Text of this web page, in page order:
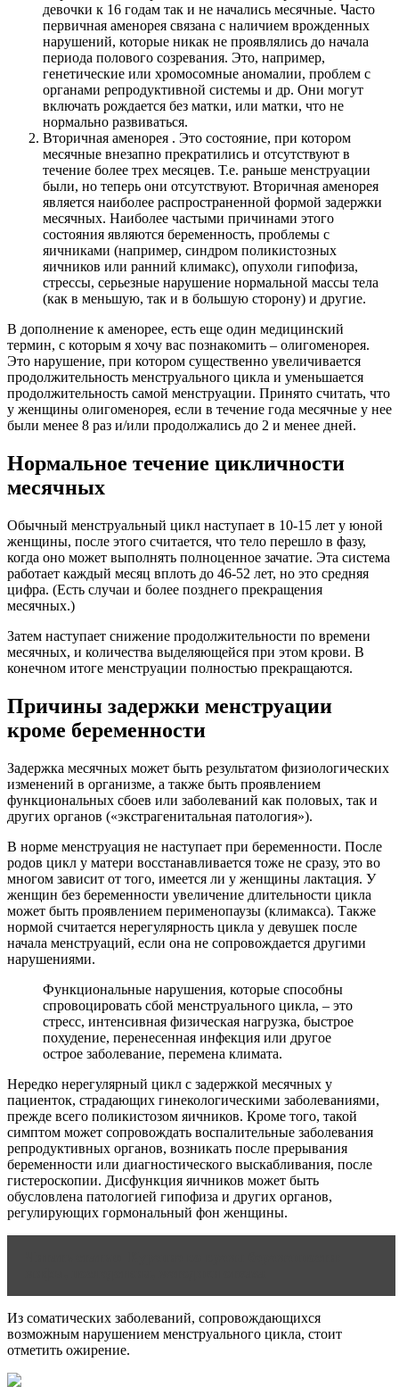
девочки к 16 годам так и не начались месячные. Часто
первичная аменорея связана с наличием врожденных
нарушений, которые никак не проявлялись до начала
периода полового созревания. Это, например,
генетические или хромосомные аномалии, проблем с
органами репродуктивной системы и др. Они могут
включать рождается без матки, или матки, что не
нормально развиваться.
Вторичная аменорея . Это состояние, при котором
месячные внезапно прекратились и отсутствуют в
течение более трех месяцев. Т.е. раньше менструации
были, но теперь они отсутствуют. Вторичная аменорея
является наиболее распространенной формой задержки
месячных. Наиболее частыми причинами этого
состояния являются беременность, проблемы с
яичниками (например, синдром поликистозных
яичников или ранний климакс), опухоли гипофиза,
стрессы, серьезные нарушение нормальной массы тела
(как в меньшую, так и в большую сторону) и другие.
В дополнение к аменорее, есть еще один медицинский
термин, с которым я хочу вас познакомить – олигоменорея.
Это нарушение, при котором существенно увеличивается
продолжительность менструального цикла и уменьшается
продолжительность самой менструации. Принято считать, что
у женщины олигоменорея, если в течение года месячные у нее
были менее 8 раз и/или продолжались до 2 и менее дней.
Нормальное течение цикличности
месячных
Обычный менструальный цикл наступает в 10-15 лет у юной
женщины, после этого считается, что тело перешло в фазу,
когда оно может выполнять полноценное зачатие. Эта система
работает каждый месяц вплоть до 46-52 лет, но это средняя
цифра. (Есть случаи и более позднего прекращения
месячных.)
Затем наступает снижение продолжительности по времени
месячных, и количества выделяющейся при этом крови. В
конечном итоге менструации полностью прекращаются.
Причины задержки менструации
кроме беременности
Задержка месячных может быть результатом физиологических
изменений в организме, а также быть проявлением
функциональных сбоев или заболеваний как половых, так и
других органов («экстрагенитальная патология»).
В норме менструация не наступает при беременности. После
родов цикл у матери восстанавливается тоже не сразу, это во
многом зависит от того, имеется ли у женщины лактация. У
женщин без беременности увеличение длительности цикла
может быть проявлением перименопаузы (климакса). Также
нормой считается нерегулярность цикла у девушек после
начала менструаций, если она не сопровождается другими
нарушениями.
Функциональные нарушения, которые способны
спровоцировать сбой менструального цикла, – это
стресс, интенсивная физическая нагрузка, быстрое
похудение, перенесенная инфекция или другое
острое заболевание, перемена климата.
Нередко нерегулярный цикл с задержкой месячных у
пациенток, страдающих гинекологическими заболеваниями,
прежде всего поликистозом яичников. Кроме того, такой
симптом может сопровождать воспалительные заболевания
репродуктивных органов, возникать после прерывания
беременности или диагностического выскабливания, после
гистероскопии. Дисфункция яичников может быть
обусловлена патологией гипофиза и других органов,
регулирующих гормональный фон женщины.
Из соматических заболеваний, сопровождающихся
возможным нарушением менструального цикла, стоит
отметить ожирение.